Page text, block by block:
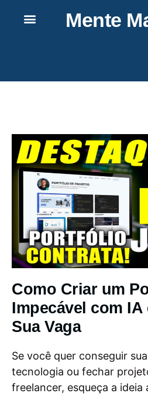
Mente
Como Criar um
Impecável com IA
Sua Vaga
Se você quer conseguir
tecnologia ou fechar
freelancer, esqueça a ideia